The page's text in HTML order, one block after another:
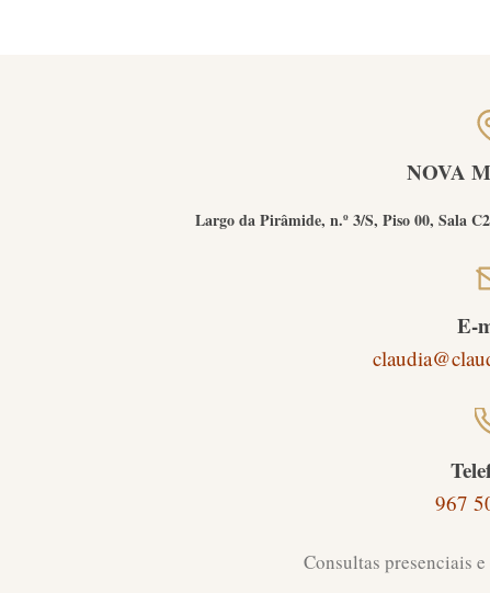
NOVA
Largo da Pirâmide, n.º 3/S, Piso 00, Sala
E-
967
Consultas presenciais